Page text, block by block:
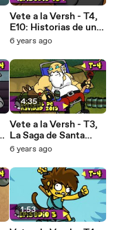
Vete a la Versh - T4,
E10: Historias de un
Café
6 years ago
4:35
Vete a la Versh - T3,
La Saga de Santa
Claus - Parte 4
6 years ago
1:53